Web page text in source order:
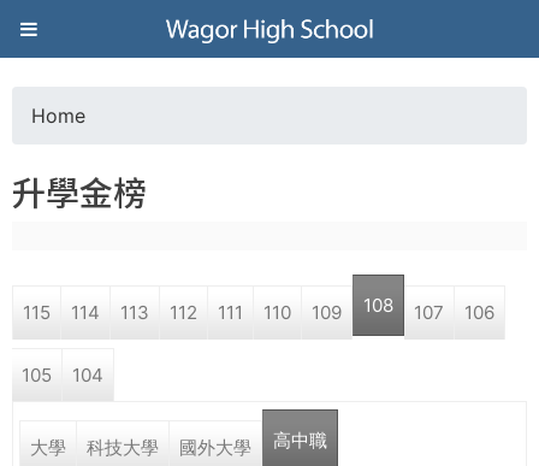
Jump to navigation
葳
格
高
學
o
a
r
e
Home
升學金榜
115 114 113 112 111 110 109 108 107 106
105 104
大學 科技大學 國外大學 高中職